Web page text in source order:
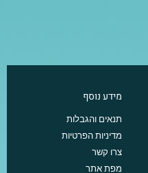
מידע נוסף
תנאים והגבלות
מדיניות הפרטיות
צרו קשר
מפת אתר